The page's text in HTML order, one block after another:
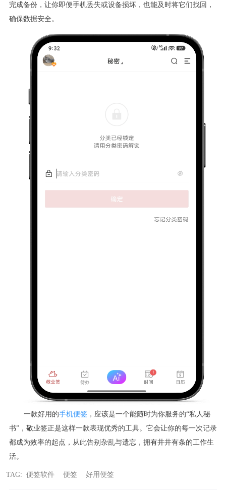
完成备份，让你即便手机丢失或设备损坏，也能及时将它们找回，
确保数据安全。
一款好用的手机便签，应该是一个能随时为你服务的“私人秘
书”，敬业签正是这样一款表现优秀的工具。它会让你的每一次记录
都成为效率的起点，从此告别杂乱与遗忘，拥有井井有条的工作生
活。
TAG: 便签软件 便签 好用便签